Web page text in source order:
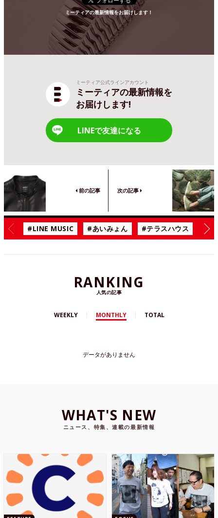
ミーティアの最新情報をお届けします！
ミーティア公式ラインアカウント
ミーティアの最新情報を
お届けします!
LINEで友達になる
前の記事 次の記事
#LINE MUSIC #あいみょん #テラスハウス #
RANKING
人気の記事
WEEKLY MONTHLY TOTAL
データがありません
WHAT'S NEW
ニュース、特集、連載の最新情報